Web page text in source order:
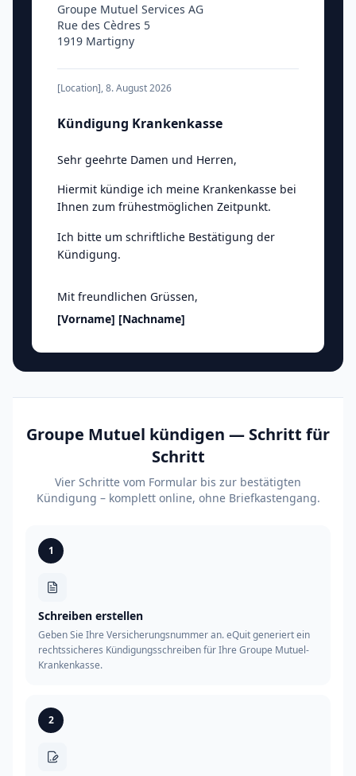
Groupe Mutuel Services AG
Rue des Cèdres 5
1919 Martigny
[Location],8. August 2026
Kündigung Krankenkasse
Sehr geehrte Damen und Herren,
Hiermit kündige ich meine Krankenkasse bei
Ihnen zum frühestmöglichen Zeitpunkt.
Ich bitte um schriftliche Bestätigung der
Kündigung.
Mit freundlichen Grüssen,
[Vorname] [Nachname]
Groupe Mutuel kündigen — Schritt für
Schritt
Vier Schritte vom Formular bis zur bestätigten
Kündigung – komplett online, ohne Briefkastengang.
1
Schreiben erstellen
Geben Sie Ihre Versicherungsnummer an. eQuit generiert ein
rechtssicheres Kündigungsschreiben für Ihre Groupe Mutuel-
Krankenkasse.
2